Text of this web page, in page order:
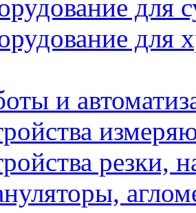
для
для
и
резки,